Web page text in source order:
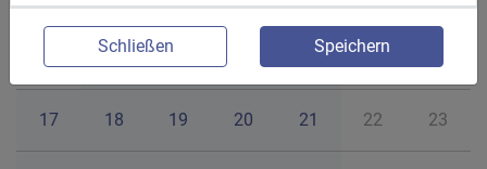
10 11 12 14 15
17 18 19 20 21 22 23
Schließen Speichern